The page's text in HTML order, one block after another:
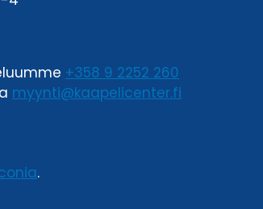
+358 9 2252 260
myynti@kaapelicenter.fi
.